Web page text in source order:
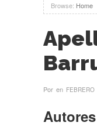
Browse: Home
Por en